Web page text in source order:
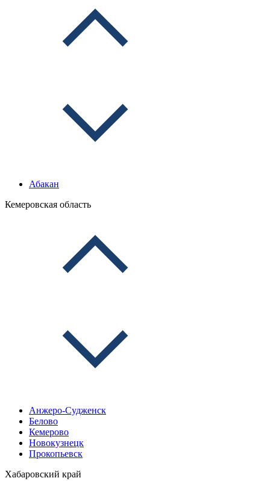
Абакан
Кемеровская область
Анжеро-Судженск
Белово
Кемерово
Новокузнецк
Прокопьевск
Хабаровский край